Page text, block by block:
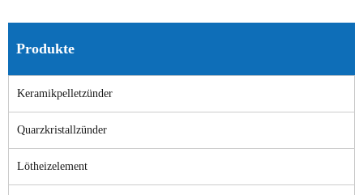
Produkte
Keramikpelletzünder
Quarzkristallzünder
Lötheizelement